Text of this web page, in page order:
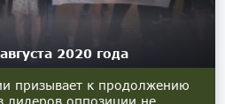
2020 года
призывает к продолжению
лидеров оппозиции не